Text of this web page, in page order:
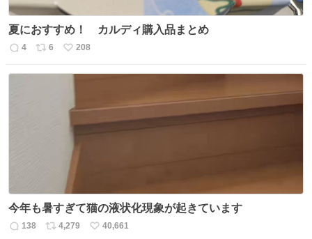
夏におすすめ！ カルディ購入品まとめ
返
4
リ
6
い
208
今年も暑すぎて猫の液状化現象が起きています
返
138
リ
4,279
い
40,661